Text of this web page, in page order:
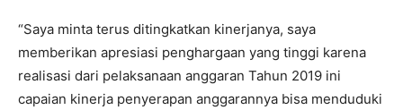
“Saya minta terus ditingkatkan kinerjanya, saya
memberikan apresiasi penghargaan yang tinggi karena
realisasi dari pelaksanaan anggaran Tahun 2019 ini
capaian kinerja penyerapan anggarannya bisa menduduki